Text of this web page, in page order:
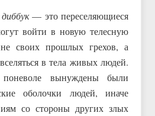
диббук— это переселяющиеся
войти в новую телесную
своих прошлых грехов, а
в тела живых людей.
вынуждены были
оболочки людей, иначе
со стороны других злых